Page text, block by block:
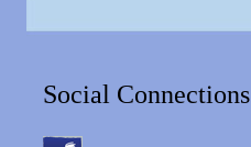
Social Connections